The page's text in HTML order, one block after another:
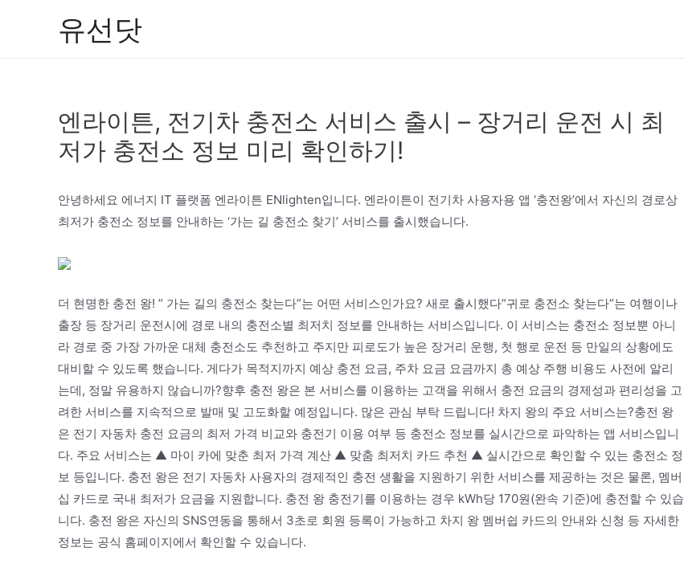
유선닷
엔라이튼, 전기차 충전소 서비스 출시 – 장거리 운전 시 최
저가 충전소 정보 미리 확인하기!
안녕하세요 에너지 IT 플랫폼 엔라이튼 ENlighten입니다. 엔라이튼이 전기차 사용자용 앱 ‘충전왕’에서 자신의 경로상
최저가 충전소 정보를 안내하는 ‘가는 길 충전소 찾기’ 서비스를 출시했습니다.
더 현명한 충전 왕! ” 가는 길의 충전소 찾는다”는 어떤 서비스인가요? 새로 출시했다”귀로 충전소 찾는다”는 여행이나
출장 등 장거리 운전시에 경로 내의 충전소별 최저치 정보를 안내하는 서비스입니다. 이 서비스는 충전소 정보뿐 아니
라 경로 중 가장 가까운 대체 충전소도 추천하고 주지만 피로도가 높은 장거리 운행, 첫 행로 운전 등 만일의 상황에도
대비할 수 있도록 했습니다. 게다가 목적지까지 예상 충전 요금, 주차 요금 요금까지 총 예상 주행 비용도 사전에 알리
는데, 정말 유용하지 않습니까?향후 충전 왕은 본 서비스를 이용하는 고객을 위해서 충전 요금의 경제성과 편리성을 고
려한 서비스를 지속적으로 발매 및 고도화할 예정입니다. 많은 관심 부탁 드립니다! 차지 왕의 주요 서비스는?충전 왕
은 전기 자동차 충전 요금의 최저 가격 비교와 충전기 이용 여부 등 충전소 정보를 실시간으로 파악하는 앱 서비스입니
다. 주요 서비스는 ▲ 마이 카에 맞춘 최저 가격 계산 ▲ 맞춤 최저치 카드 추천 ▲ 실시간으로 확인할 수 있는 충전소 정
보 등입니다. 충전 왕은 전기 자동차 사용자의 경제적인 충전 생활을 지원하기 위한 서비스를 제공하는 것은 물론, 멤버
십 카드로 국내 최저가 요금을 지원합니다. 충전 왕 충전기를 이용하는 경우 kWh당 170원(완속 기준)에 충전할 수 있습
니다. 충전 왕은 자신의 SNS연동을 통해서 3초로 회원 등록이 가능하고 차지 왕 멤버쉽 카드의 안내와 신청 등 자세한
정보는 공식 홈페이지에서 확인할 수 있습니다.